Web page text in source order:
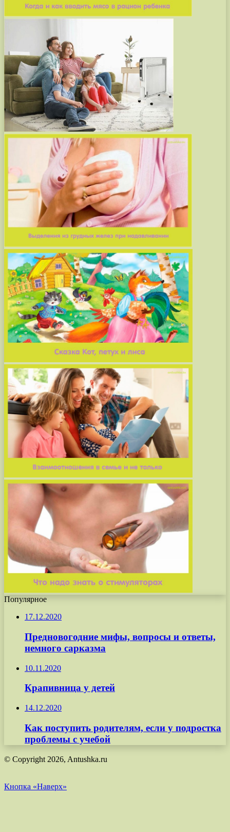
Популярное
17.12.2020
Предновогодние мифы, вопросы и ответы,
немного сарказма
10.11.2020
Крапивница у детей
14.12.2020
Как поступить родителям, если у подростка
проблемы с учебой
© Copyright 2026, Antushka.ru
Кнопка «Наверх»